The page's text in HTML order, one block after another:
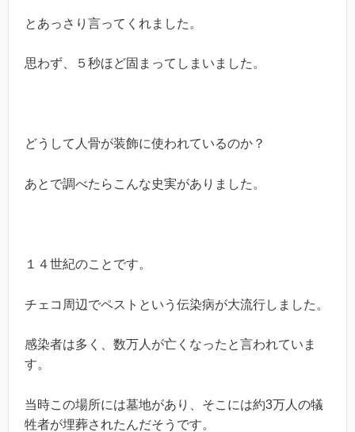
とあっさり言ってくれました。
思わず、５秒ほど固まってしまいました。
どうして人骨が装飾に使われているのか？
あとで調べたらこんな史実がありました。
１４世紀のことです。
チェコ周辺でペストという伝染病が大流行しました。
感染者は多く、数万人が亡くなったと言われていま
す。
当時この場所には墓地があり、そこには約3万人の犠
牲者が埋葬されたんだそうです。